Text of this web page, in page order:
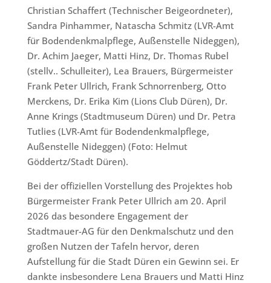
Christian Schaffert (Technischer Beigeordneter),
Sandra Pinhammer, Natascha Schmitz (LVR-Amt
für Bodendenkmalpflege, Außenstelle Nideggen),
Dr. Achim Jaeger, Matti Hinz, Dr. Thomas Rubel
(stellv.. Schulleiter), Lea Brauers, Bürgermeister
Frank Peter Ullrich, Frank Schnorrenberg, Otto
Merckens, Dr. Erika Kim (Lions Club Düren), Dr.
Anne Krings (Stadtmuseum Düren) und Dr. Petra
Tutlies (LVR-Amt für Bodendenkmalpflege,
Außenstelle Nideggen) (Foto: Helmut
Göddertz/Stadt Düren).
Bei der offiziellen Vorstellung des Projektes hob
Bürgermeister Frank Peter Ullrich am 20. April
2026 das besondere Engagement der
Stadtmauer-AG für den Denkmalschutz und den
großen Nutzen der Tafeln hervor, deren
Aufstellung für die Stadt Düren ein Gewinn sei. Er
dankte insbesondere Lena Brauers und Matti Hinz